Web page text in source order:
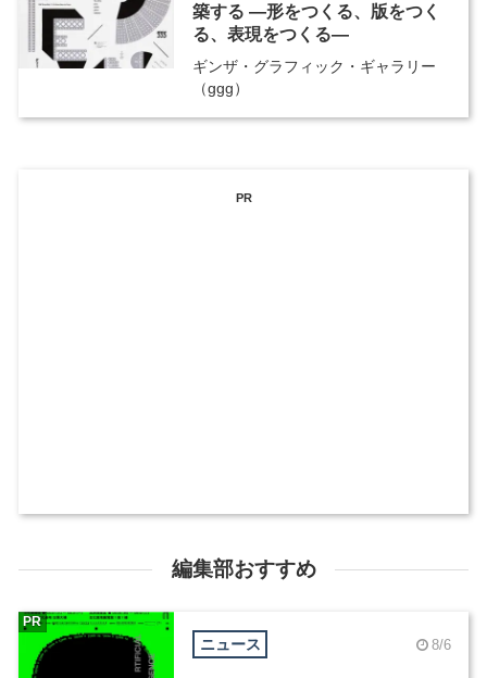
築する ―形をつくる、版をつく
る、表現をつくる―
ギンザ・グラフィック・ギャラリー
（ggg）
PR
編集部おすすめ
ニュース 8/6
PR